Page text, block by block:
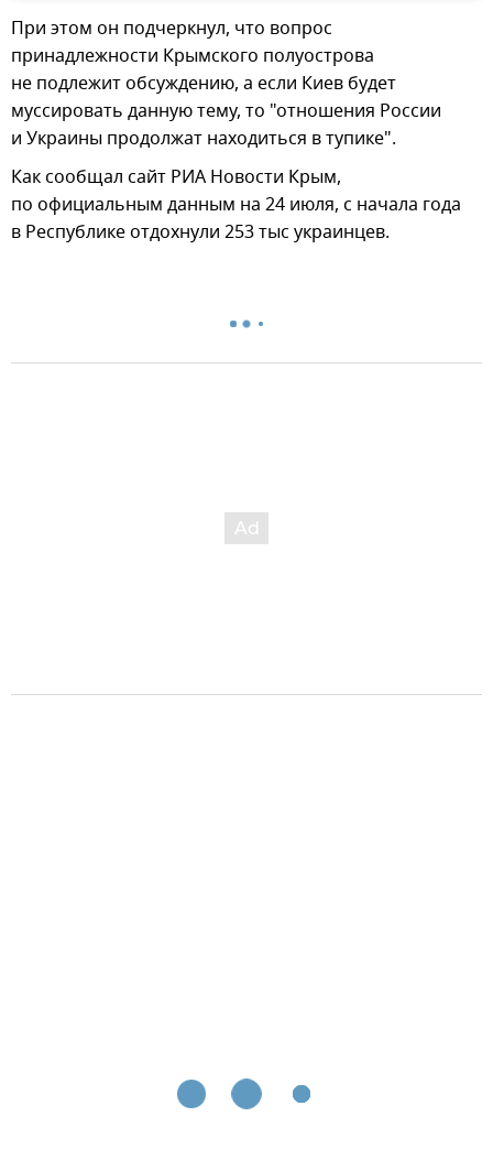
При этом он подчеркнул, что вопрос
принадлежности Крымского полуострова
не подлежит обсуждению, а если Киев будет
муссировать данную тему, то "отношения России
и Украины продолжат находиться в тупике".
Как сообщал сайт РИА Новости Крым,
по официальным данным на 24 июля, с начала года
в Республике отдохнули 253 тыс украинцев.